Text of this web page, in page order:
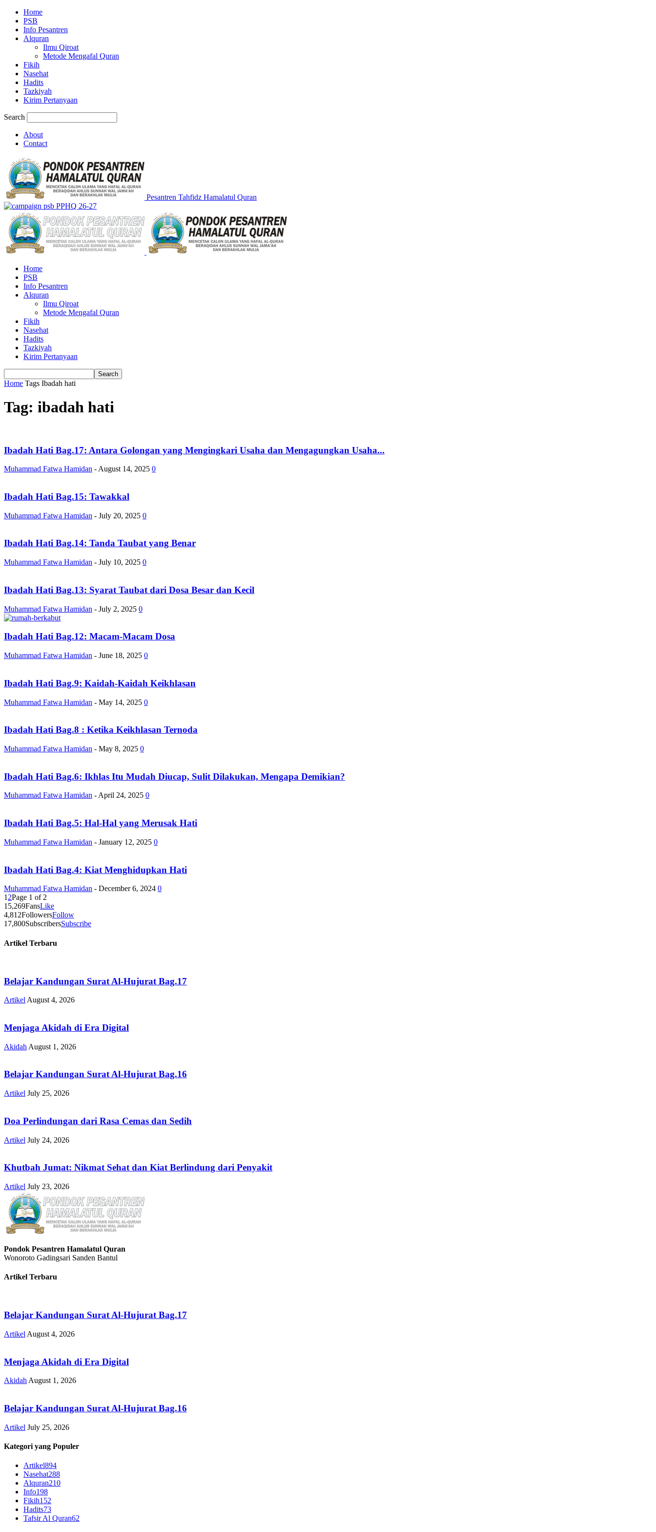
Home
PSB
Info Pesantren
Alquran
Ilmu Qiroat
Metode Mengafal Quran
Fikih
Nasehat
Hadits
Tazkiyah
Kirim Pertanyaan
Search
About
Contact
Pesantren Tahfidz Hamalatul Quran
Home
PSB
Info Pesantren
Alquran
Ilmu Qiroat
Metode Mengafal Quran
Fikih
Nasehat
Hadits
Tazkiyah
Kirim Pertanyaan
Home Tags Ibadah hati
Tag: ibadah hati
Ibadah Hati Bag.17: Antara Golongan yang Mengingkari Usaha dan Mengagungkan Usaha...
Muhammad Fatwa Hamidan - August 14, 2025 0
Ibadah Hati Bag.15: Tawakkal
Muhammad Fatwa Hamidan - July 20, 2025 0
Ibadah Hati Bag.14: Tanda Taubat yang Benar
Muhammad Fatwa Hamidan - July 10, 2025 0
Ibadah Hati Bag.13: Syarat Taubat dari Dosa Besar dan Kecil
Muhammad Fatwa Hamidan - July 2, 2025 0
Ibadah Hati Bag.12: Macam-Macam Dosa
Muhammad Fatwa Hamidan - June 18, 2025 0
Ibadah Hati Bag.9: Kaidah-Kaidah Keikhlasan
Muhammad Fatwa Hamidan - May 14, 2025 0
Ibadah Hati Bag.8 : Ketika Keikhlasan Ternoda
Muhammad Fatwa Hamidan - May 8, 2025 0
Ibadah Hati Bag.6: Ikhlas Itu Mudah Diucap, Sulit Dilakukan, Mengapa Demikian?
Muhammad Fatwa Hamidan - April 24, 2025 0
Ibadah Hati Bag.5: Hal-Hal yang Merusak Hati
Muhammad Fatwa Hamidan - January 12, 2025 0
Ibadah Hati Bag.4: Kiat Menghidupkan Hati
Muhammad Fatwa Hamidan - December 6, 2024 0
1 2Page 1 of 2
15,269FansLike
4,812FollowersFollow
17,800SubscribersSubscribe
Artikel Terbaru
Belajar Kandungan Surat Al-Hujurat Bag.17
Artikel August 4, 2026
Menjaga Akidah di Era Digital
Akidah August 1, 2026
Belajar Kandungan Surat Al-Hujurat Bag.16
Artikel July 25, 2026
Doa Perlindungan dari Rasa Cemas dan Sedih
Artikel July 24, 2026
Khutbah Jumat: Nikmat Sehat dan Kiat Berlindung dari Penyakit
Artikel July 23, 2026
Pondok Pesantren Hamalatul Quran
Wonoroto Gadingsari Sanden Bantul
Artikel Terbaru
Belajar Kandungan Surat Al-Hujurat Bag.17
Artikel August 4, 2026
Menjaga Akidah di Era Digital
Akidah August 1, 2026
Belajar Kandungan Surat Al-Hujurat Bag.16
Artikel July 25, 2026
Kategori yang Populer
Artikel894
Nasehat288
Alquran210
Info198
Fikih152
Hadits73
Tafsir Al Quran62